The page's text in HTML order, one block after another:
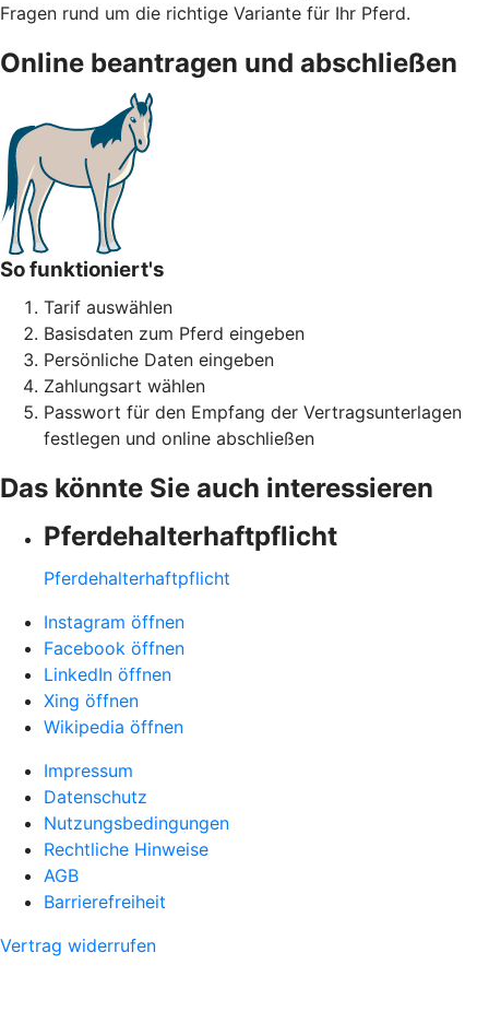
Fragen rund um die richtige Variante für Ihr Pferd.
Online beantragen und abschließen
So funktioniert's
Tarif auswählen
Basisdaten zum Pferd eingeben
Persönliche Daten eingeben
Zahlungsart wählen
Passwort für den Empfang der Vertragsunterlagen
festlegen und online abschließen
Das könnte Sie auch interessieren
Pferdehalter­haftpflicht
Pferdehalter­haftpflicht
Instagram öffnen
Facebook öffnen
LinkedIn öffnen
Xing öffnen
Wikipedia öffnen
Impressum
Datenschutz
Nutzungsbedingungen
Rechtliche Hinweise
AGB
Barrierefreiheit
Vertrag widerrufen